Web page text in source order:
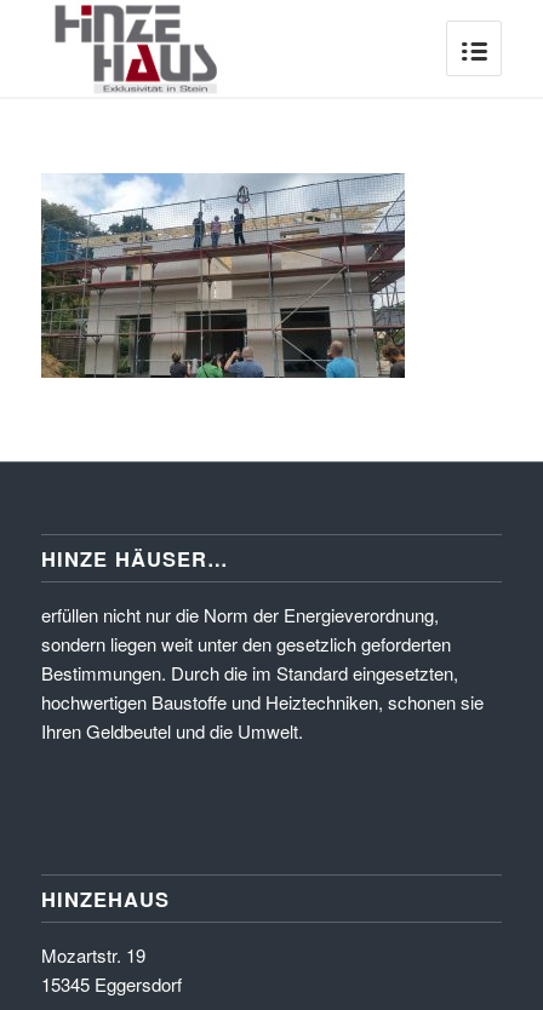
HINZE HÄUSER…
erfüllen nicht nur die Norm der Energieverordnung,
sondern liegen weit unter den gesetzlich geforderten
Bestimmungen. Durch die im Standard eingesetzten,
hochwertigen Baustoffe und Heiztechniken, schonen sie
Ihren Geldbeutel und die Umwelt.
HINZEHAUS
Mozartstr. 19
15345 Eggersdorf